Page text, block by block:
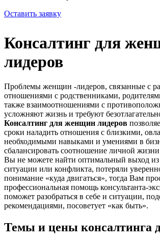
Оставить заявку
Консалтинг для
лидеров
Проблемы женщин -лидеров, связанные с
отношениями с родственниками,
также взаимоотношениями с
усложняют жизнь и требуют
Консалтинг для женщин лидеров
сроки наладить отношения с близкими,
необходимыми навыками и умениями в
сбалансировать соотношение личной
Вы не можете найти оптимальный выход
ситуации или конфликта, потеряли
понимание «куда двигаться», тогда Вам
профессиональная помощь консультанта-
поможет разобраться в себе и ситуации,
рекомендациями, посоветует «как быть».
Темы и цены консалтинга